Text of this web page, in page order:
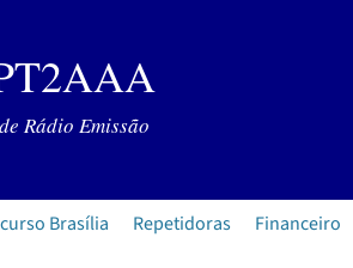
Rádio Emissão
Brasília Repetidoras Financeiro